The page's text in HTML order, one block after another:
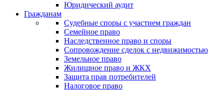
Юридический аудит
Гражданам
Судебные споры с участием граждан
Семейное право
Наследственное право и споры
Сопровождение сделок с недвижимостью
Земельное право
Жилищное право и ЖКХ
Защита прав потребителей
Налоговое право